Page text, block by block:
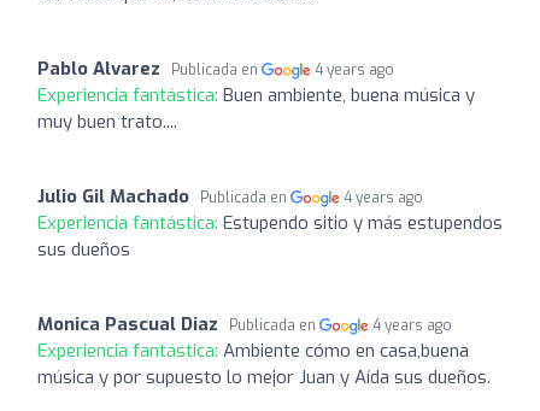
Pablo Alvarez Publicada en 4 years ago
Experiencia fantástica: Buen ambiente, buena música y
muy buen trato....
Julio Gil Machado Publicada en 4 years ago
Experiencia fantástica: Estupendo sitio y más estupendos
sus dueños
Monica Pascual Diaz Publicada en 4 years ago
Experiencia fantástica: Ambiente cómo en casa,buena
música y por supuesto lo mejor Juan y Aída sus dueños.